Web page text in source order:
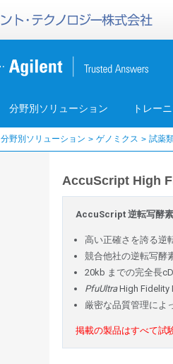
分野別ソリューション トレー
分野別ソリューション ゲノミクス 試薬
AccuScript High
AccuScript 逆転写酵素
高い正確さを誇る逆
競合他社の逆転写酵
20kb までの完全長
PfuUltraHigh Fidelity
厳密な品質管理によ
掲載の製品はすべて試